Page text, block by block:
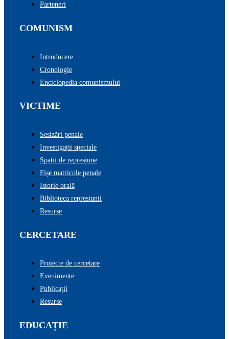
Parteneri
COMUNISM
Introducere
Cronologie
Enciclopedia comunismului
VICTIME
Sesizări penale
Investigații speciale
Spații de represiune
Fișe matricole penale
Istorie orală
Biblioteca represiunii
Resurse
CERCETARE
Proiecte de cercetare
Evenimente
Publicații
Resurse
EDUCAȚIE